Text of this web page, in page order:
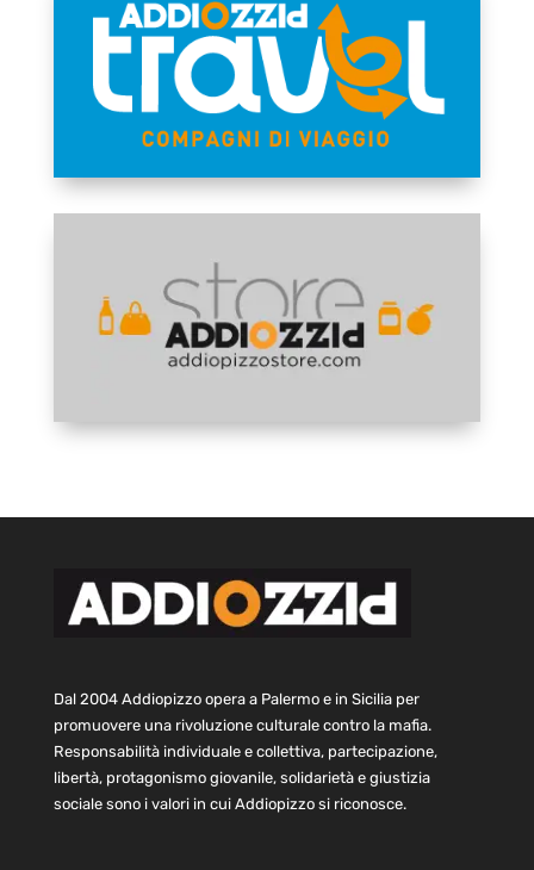
Dal 2004 Addiopizzo opera a Palermo e in Sicilia per
promuovere una rivoluzione culturale contro la mafia.
Responsabilità individuale e collettiva, partecipazione,
libertà, protagonismo giovanile, solidarietà e giustizia
sociale sono i valori in cui Addiopizzo si riconosce.